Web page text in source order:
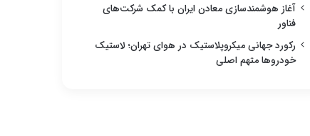
آغاز هوشمندسازی معادن ایران با کمک شرکت‌های
فناور
رکورد جهانی میکروپلاستیک در هوای تهران؛ لاستیک
خودروها متهم اصلی